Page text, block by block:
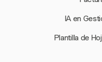
IA en
Plantilla de